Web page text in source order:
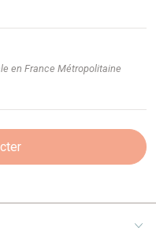
en France Métropolitaine